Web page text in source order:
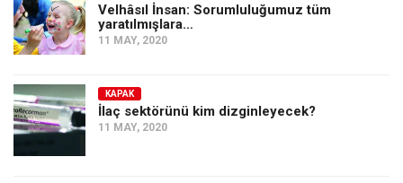
Velhâsıl İnsan: Sorumluluğumuz tüm
yaratılmışlara…
11 MAY, 2020
KAPAK
İlaç sektörünü kim dizginleyecek?
11 MAY, 2020